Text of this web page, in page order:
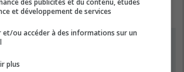
effectuer de recherche pour le moment car le
des publicités et du contenu, études
et développement de services
et/ou accéder à des informations sur un
plus